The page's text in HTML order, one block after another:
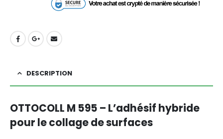
DESCRIPTION
OTTOCOLL M 595 – L’adhésif hybride
pour le collage de surfaces